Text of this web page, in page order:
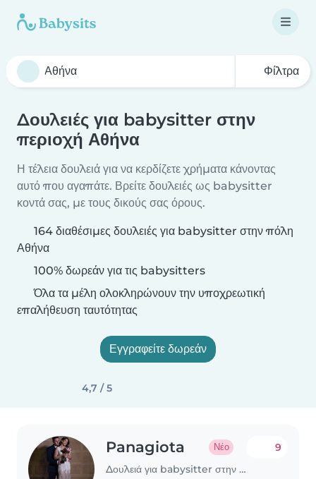
Φίλτρα
Δουλειές για babysitter στην
περιοχή Αθήνα
Η τέλεια δουλειά για να κερδίζετε χρήματα κάνοντας
αυτό που αγαπάτε. Βρείτε δουλειές ως babysitter
κοντά σας, με τους δικούς σας όρους.
164 διαθέσιμες δουλειές για babysitter στην πόλη
Αθήνα
100% δωρεάν για τις babysitters
Όλα τα μέλη ολοκληρώνουν την υποχρεωτική
επαλήθευση ταυτότητας
Εγγραφείτε δωρεάν
4,7 / 5
Panagiota Νέο
Δουλειά για babysitter στην περιοχή Αθήνα
9